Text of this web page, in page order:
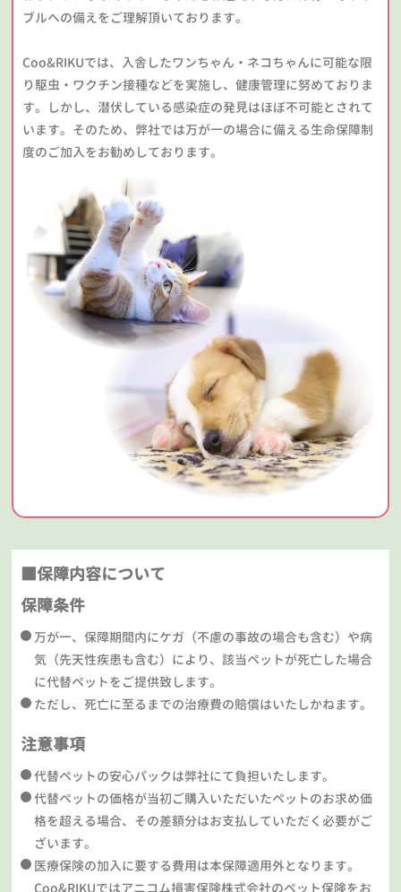
ブルへの備えをご理解頂いております。
Coo&RIKUでは、入舎したワンちゃん・ネコちゃんに可能な限
り駆虫・ワクチン接種などを実施し、健康管理に努めておりま
す。しかし、潜伏している感染症の発見はほぼ不可能とされて
います。そのため、弊社では万が一の場合に備える生命保障制
度のご加入をお勧めしております。
■保障内容について
保障条件
万が一、保障期間内にケガ（不慮の事故の場合も含む）や病
気（先天性疾患も含む）により、該当ペットが死亡した場合
に代替ペットをご提供致します。
ただし、死亡に至るまでの治療費の賠償はいたしかねます。
注意事項
代替ペットの安心パックは弊社にて負担いたします。
代替ペットの価格が当初ご購入いただいたペットのお求め価
格を超える場合、その差額分はお支払していただく必要がご
ざいます。
医療保険の加入に要する費用は本保障適用外となります。
Coo&RIKUではアニコム損害保険株式会社のペット保険をお